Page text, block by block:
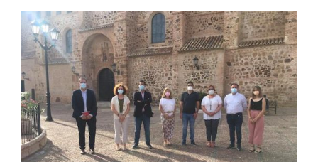
Rurales
Deprimidas
permite
que
996
ciudadrealeños
disfruten
de
un